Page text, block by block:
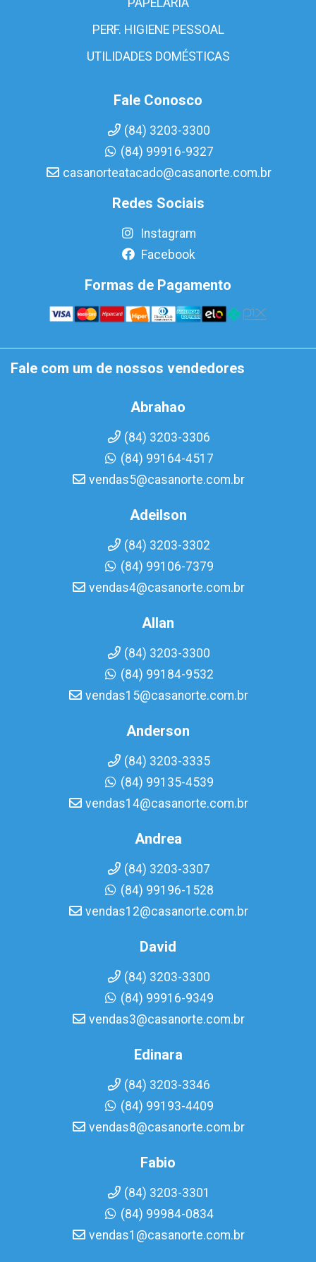
PAPELARIA
PERF. HIGIENE PESSOAL
UTILIDADES DOMÉSTICAS
Fale Conosco
(84) 3203-3300
(84) 99916-9327
casanorteatacado@casanorte.com.br
Redes Sociais
Instagram
Facebook
Formas de Pagamento
Fale com um de nossos vendedores
Abrahao
(84) 3203-3306
(84) 99164-4517
vendas5@casanorte.com.br
Adeilson
(84) 3203-3302
(84) 99106-7379
vendas4@casanorte.com.br
Allan
(84) 3203-3300
(84) 99184-9532
vendas15@casanorte.com.br
Anderson
(84) 3203-3335
(84) 99135-4539
vendas14@casanorte.com.br
Andrea
(84) 3203-3307
(84) 99196-1528
vendas12@casanorte.com.br
David
(84) 3203-3300
(84) 99916-9349
vendas3@casanorte.com.br
Edinara
(84) 3203-3346
(84) 99193-4409
vendas8@casanorte.com.br
Fabio
(84) 3203-3301
(84) 99984-0834
vendas1@casanorte.com.br